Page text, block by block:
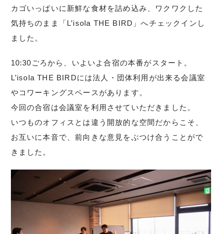
カゴいっぱいに新鮮な食材を詰め込み、ワクワクした
気持ちのまま「L’isola THE BIRD」へチェックインし
ました。
10:30ごろから、いよいよ合宿の本番がスタート。
L’isola THE BIRDには法人・団体利用が出来る会議室
やコワーキングスペースがあります。
今回の合宿は会議室を利用させていただきました。
いつものオフィスとは違う開放的な空間だからこそ、
お互いに本音で、前向きな意見をぶつけ合うことがで
きました。